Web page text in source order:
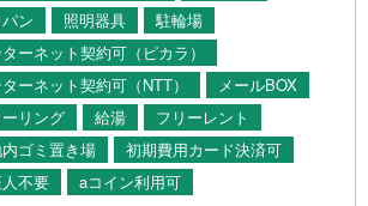
ン
照明器具
駐輪場
ーネット契約可（ピカラ）
ーネット契約可（NTT）
メールBOX
リング
給湯
フリーレント
ゴミ置き場
初期費用カード決済可
不要
aコイン利用可